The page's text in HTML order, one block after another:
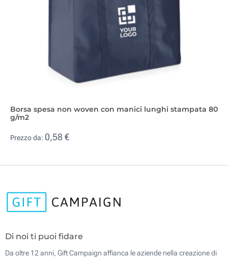
Borsa spesa non woven con manici lunghi stampata 80
g/m2
Prezzo da: 0,58 €
Di noi ti puoi fidare
Da oltre 12 anni, Gift Campaign affianca le aziende nella creazione di